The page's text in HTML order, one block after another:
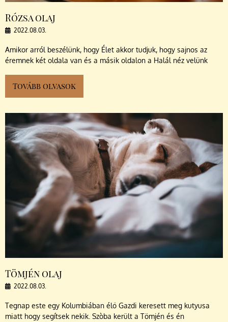
Rózsa olaj
2022.08.03.
Amikor arról beszélünk, hogy Élet akkor tudjuk, hogy sajnos az
éremnek két oldala van és a másik oldalon a Halál néz velünk
Tovább olvasok
Tömjén olaj
2022.08.03.
Tegnap este egy Kolumbiában élő Gazdi keresett meg kutyusa
miatt hogy segítsek nekik. Szòba került a Tömjén és én